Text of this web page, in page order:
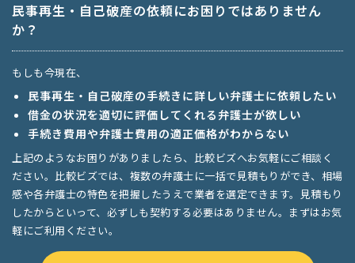
民事再生・自己破産の依頼にお困りではありません
か？
もしも今現在、
民事再生・自己破産の手続きに詳しい弁護士に依頼したい
借金の状況を適切に評価してくれる弁護士が欲しい
手続き費用や弁護士費用の適正価格がわからない
上記のようなお困りがありましたら、比較ビズへお気軽にご相談く
ださい。比較ビズでは、複数の弁護士に一括で見積もりができ、相場
感や各弁護士の特色を把握したうえで業者を選定できます。見積もり
したからといって、必ずしも契約する必要はありません。まずはお気
軽にご利用ください。